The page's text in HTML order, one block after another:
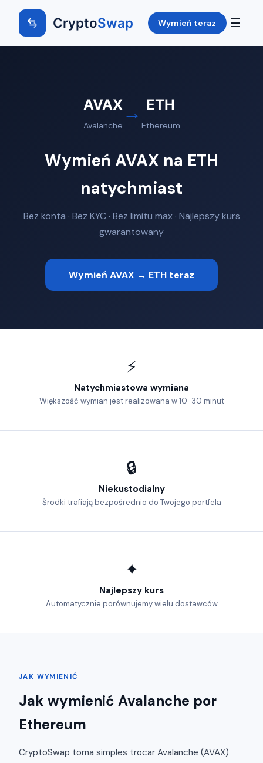
CryptoSwap Wymień teraz ☰
AVAX
Avalanche
→ ETH
Ethereum
Wymień AVAX na ETH
natychmiast
Bez konta · Bez KYC · Bez limitu max · Najlepszy kurs
gwarantowany
Wymień AVAX → ETH teraz
⚡
Natychmiastowa wymiana
Większość wymian jest realizowana w 10-30 minut
🔒
Niekustodialny
Środki trafiają bezpośrednio do Twojego portfela
✦
Najlepszy kurs
Automatycznie porównujemy wielu dostawców
JAK WYMIENIĆ
Jak wymienić Avalanche por
Ethereum
CryptoSwap torna simples trocar Avalanche (AVAX)